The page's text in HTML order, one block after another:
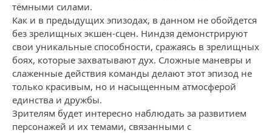
тёмными силами.
Как и в предыдущих эпизодах, в данном не обойдется
без зрелищных экшен-сцен. Ниндзя демонстрируют
свои уникальные способности, сражаясь в зрелищных
боях, которые захватывают дух. Сложные маневры и
слаженные действия команды делают этот эпизод не
только красивым, но и насыщенным атмосферой
единства и дружбы.
Зрителям будет интересно наблюдать за развитием
персонажей и их темами, связанными с